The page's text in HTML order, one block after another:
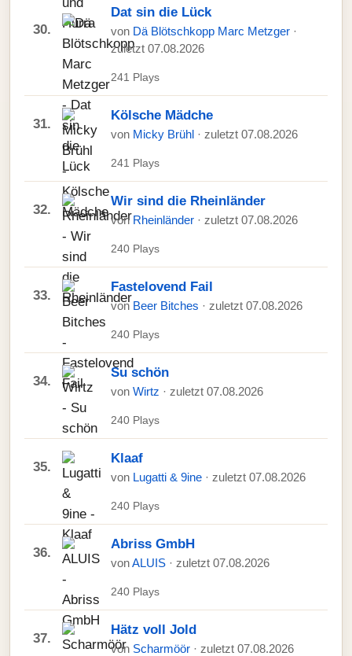
30.
Dat sin die Lück
von Dä Blötschkopp Marc Metzger ·
zuletzt 07.08.2026
241 Plays
31.
Kölsche Mädche
von Micky Brühl · zuletzt 07.08.2026
241 Plays
32.
Wir sind die Rheinländer
von Rheinländer · zuletzt 07.08.2026
240 Plays
33.
Fastelovend Fail
von Beer Bitches · zuletzt 07.08.2026
240 Plays
34.
Su schön
von Wirtz · zuletzt 07.08.2026
240 Plays
35.
Klaaf
von Lugatti & 9ine · zuletzt 07.08.2026
240 Plays
36.
Abriss GmbH
vonALUIS · zuletzt 07.08.2026
240 Plays
37.
Hätz voll Jold
von Scharmöör · zuletzt 07.08.2026